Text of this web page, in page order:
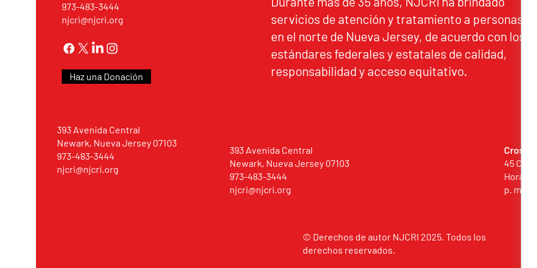
973-483-3444
njcri@njcri.org
Haz una Donación
393 Avenida Central
Newark, Nueva Jersey 07103
973-483-3444
njcri@njcri.org
servicios de atención y tratamiento a personas
en el norte de Nueva Jersey, de acuerdo con los
estándares federales y estatales de calidad,
responsabilidad y acceso equitativo.
393 Avenida Central
Newark, Nueva Jersey 07103
973-483-3444
njcri@njcri.org
45
Horario
p. m.
© Derechos de autor NJCRI 2025. Todos los
derechos reservados.